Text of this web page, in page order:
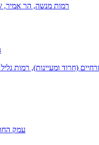
רמות מנשה, הר אמיר,
(חרוד ומעיינות), רמות
עמק